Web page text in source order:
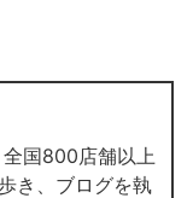
国800店舗以上
き、ブログを執